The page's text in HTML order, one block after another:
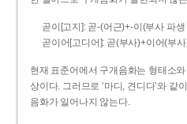
곧이[고지]: 곧-­(어근)+­-이(부사 파
곧이어[고디어]: 곧(부사)+이어(부
현재 표준어에서 구개음화는 형태소
상이다. 그러므로 ‘마디, 견디다’와 같
음화가 일어나지 않는다.